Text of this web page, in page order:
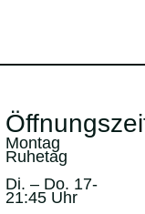
Montag
Ruhetag
Di. – Do. 17-
21:45 Uhr